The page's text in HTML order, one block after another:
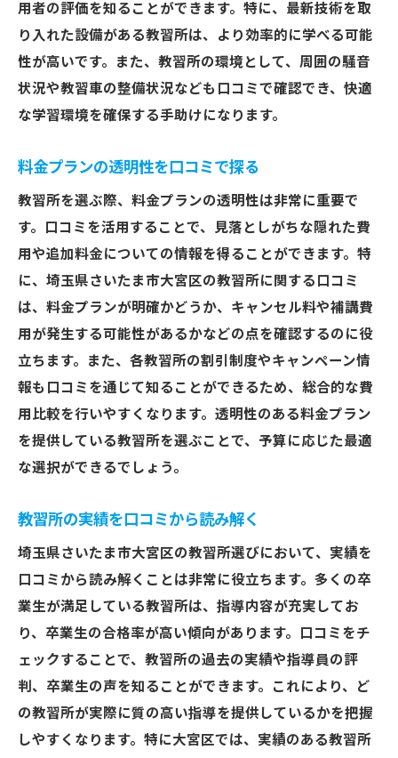
験
信頼性の高い口コミの見つけ方
口コミで知る教習所の実際の訓練内容
教習所選びの最終判断に役立つ口コミ
用者の評価を知ることができます。特に、最新技術を取
り入れた設備がある教習所は、より効率的に学べる可能
性が高いです。また、教習所の環境として、周囲の騒音
状況や教習車の整備状況なども口コミで確認でき、快適
な学習環境を確保する手助けになります。
料金プランの透明性を口コミで探る
教習所を選ぶ際、料金プランの透明性は非常に重要で
す。口コミを活用することで、見落としがちな隠れた費
用や追加料金についての情報を得ることができます。特
に、埼玉県さいたま市大宮区の教習所に関する口コミ
は、料金プランが明確かどうか、キャンセル料や補講費
用が発生する可能性があるかなどの点を確認するのに役
立ちます。また、各教習所の割引制度やキャンペーン情
報も口コミを通じて知ることができるため、総合的な費
用比較を行いやすくなります。透明性のある料金プラン
を提供している教習所を選ぶことで、予算に応じた最適
な選択ができるでしょう。
教習所の実績を口コミから読み解く
埼玉県さいたま市大宮区の教習所選びにおいて、実績を
口コミから読み解くことは非常に役立ちます。多くの卒
業生が満足している教習所は、指導内容が充実してお
り、卒業生の合格率が高い傾向があります。口コミをチ
ェックすることで、教習所の過去の実績や指導員の評
判、卒業生の声を知ることができます。これにより、ど
の教習所が実際に質の高い指導を提供しているかを把握
しやすくなります。特に大宮区では、実績のある教習所